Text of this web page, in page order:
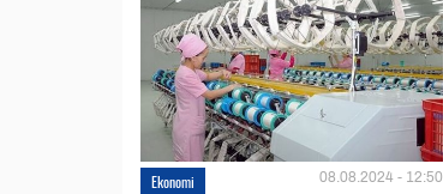
Ekonomi 08.08.2024 - 12:50